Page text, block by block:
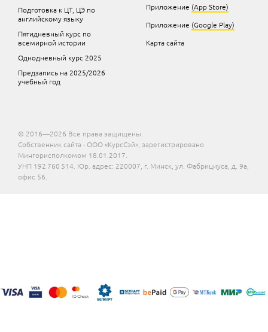
Подготовка к ЦТ, ЦЭ по
английскому языку
Пятидневный курс по
всемирной истории
Однодневный курс 2025
Предзапись на 2025/2026
учебный год
Приложение (App Store)
Приложение (Google Play)
Карта сайта
© 2016—2026 Все права защищены.
Собственник сайта - ООО «КурсСэй», зарегистрировано
Мингорисполкомом 18.01.2017.
УНП 192 760 514. Юр. адрес: 220007, г. Минск, ул. Фабрициуса, д. 9а,
офис 56.